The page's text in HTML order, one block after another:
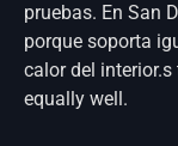
pruebas. En San
porque soporta
calor del
equally well.